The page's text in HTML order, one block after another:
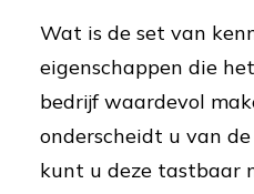
Wat is de set van
eigenschappen die
bedrijf waardevol
onderscheidt u van
kunt u deze tastbaar